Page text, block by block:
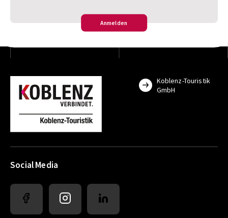
Anmelden
Koblenz-Touristik
GmbH
Social Media